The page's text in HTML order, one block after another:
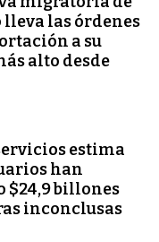
las órdenes
a su
alto desde
estima
han
$24,9 billones
inconclusas